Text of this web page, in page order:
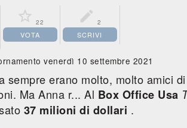
 22
VOTA
 2
SCRIVI
venerdì 10 settembre 2021
sempre erano molto, molto amici
Ma Anna r... Al Box Office Usa
37 milioni di dollari .